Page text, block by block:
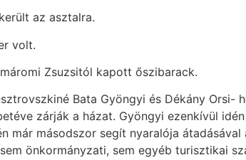
az asztalra.
volt.
Zsuzsitól kapott őszibarack.
Bata Gyöngyi és Dékány Orsi-
zárják a házat. Gyöngyi ezenkívül
már másodszor segít nyaralója átadásával
önkormányzati, sem egyéb turisztikai